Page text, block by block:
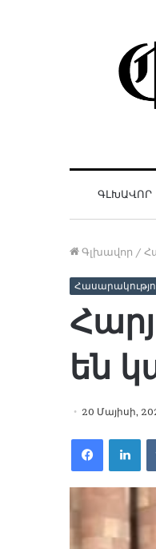
ԳԼԽԱՎՈՐ
Գլխավոր /
են
20 Մայիսի,
Facebook